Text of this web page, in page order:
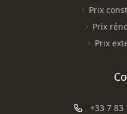
Prix
Prix
Prix
+33 7 83